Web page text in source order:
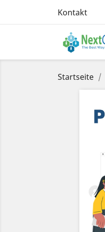
Kontakt
Startseite